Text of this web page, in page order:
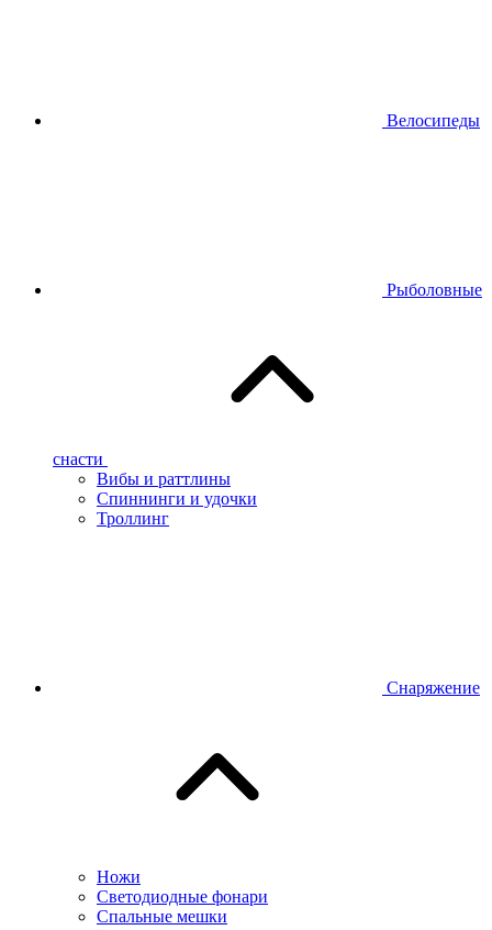
Велосипеды
Рыболовные
снасти
Вибы и раттлины
Спиннинги и удочки
Троллинг
Снаряжение
Ножи
Светодиодные фонари
Спальные мешки